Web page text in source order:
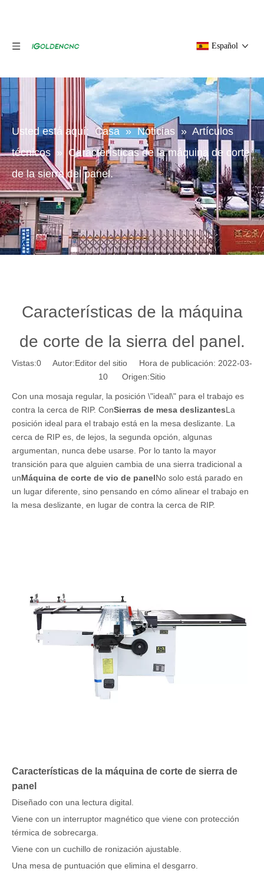
Español
Usted está aquí: Casa » Noticias » Artículos
técnicos » Características de la máquina de corte
de la sierra del panel.
Características de la máquina
de corte de la sierra del panel.
Vistas:0 Autor:Editor del sitio Hora de publicación: 2022-03-
10 Origen:Sitio
Con una mosaja regular, la posición \"ideal\" para el trabajo es
contra la cerca de RIP. ConSierras de mesa deslizantesLa
posición ideal para el trabajo está en la mesa deslizante. La
cerca de RIP es, de lejos, la segunda opción, algunas
argumentan, nunca debe usarse. Por lo tanto la mayor
transición para que alguien cambia de una sierra tradicional a
unMáquina de corte de vio de panelNo solo está parado en
un lugar diferente, sino pensando en cómo alinear el trabajo en
la mesa deslizante, en lugar de contra la cerca de RIP.
Características de la máquina de corte de sierra de
panel
Diseñado con una lectura digital.
Viene con un interruptor magnético que viene con protección
térmica de sobrecarga.
Viene con un cuchillo de ronización ajustable.
Una mesa de puntuación que elimina el desgarro.